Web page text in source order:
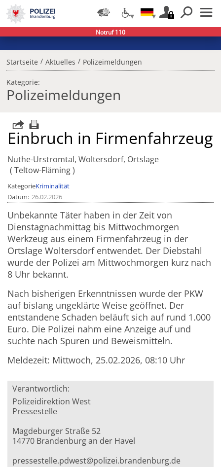
Startseite / Aktuelles / Polizeimeldungen
Kategorie:
Polizeimeldungen
Einbruch in Firmenfahrzeug
Nuthe-Urstromtal, Woltersdorf, Ortslage
Teltow-Fläming
KategorieKriminalität
Datum 26.02.2026
Unbekannte Täter haben in der Zeit von
Dienstagnachmittag bis Mittwochmorgen
Werkzeug aus einem Firmenfahrzeug in der
Ortslage Woltersdorf entwendet. Der Diebstahl
wurde der Polizei am Mittwochmorgen kurz nach
8 Uhr bekannt.
Nach bisherigen Erkenntnissen wurde der PKW
auf bislang ungeklärte Weise geöffnet. Der
entstandene Schaden beläuft sich auf rund 1.000
Euro. Die Polizei nahm eine Anzeige auf und
suchte nach Spuren und Beweismitteln.
Meldezeit: Mittwoch, 25.02.2026, 08:10 Uhr
Verantwortlich:
Polizeidirektion West
Pressestelle
Magdeburger Straße 52
14770 Brandenburg an der Havel
pressestelle.pdwest@polizei.brandenburg.de
Notruf 110